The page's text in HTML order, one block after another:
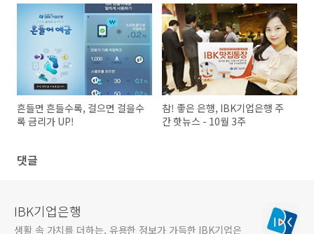
흔들면 흔들수록, 걸으면 걸을수
록 금리가 UP!
참! 좋은 은행, IBK기업은행 주
간 핫뉴스 - 10월 3주
댓글
IBK기업은행
생활 속 가치를 더하는, 유용한 정보가 가득한 IBK기업은